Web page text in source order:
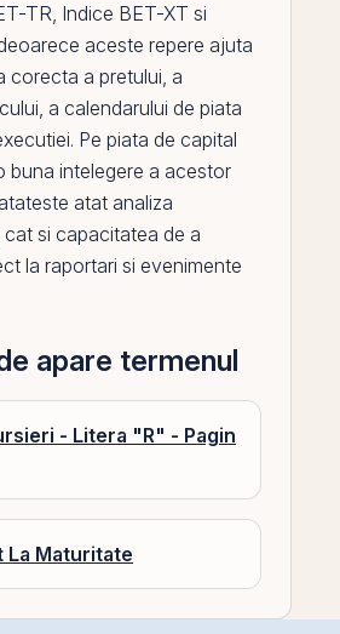
TR, Indice BET-XT si
aceste repere ajuta
corecta a pretului, a
a calendarului de piata
Pe piata de capital
buna intelegere a acestor
atat analiza
cat si capacitatea de a
la raportari si evenimente
apare termenul
- Litera "R" - Pagin
La Maturitate